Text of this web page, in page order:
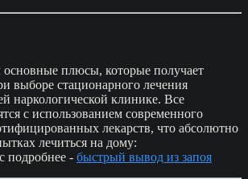
плюсы, которые получает
выборе стационарного лечения
наркологической клинике. Все
с использованием современного
лекарств, что абсолютно
лечиться на дому:
подробнее - быстрый вывод из запоя